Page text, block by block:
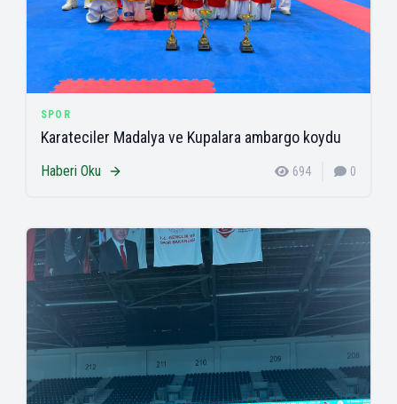
SPOR
Karateciler Madalya ve Kupalara ambargo koydu
Haberi Oku 694 0